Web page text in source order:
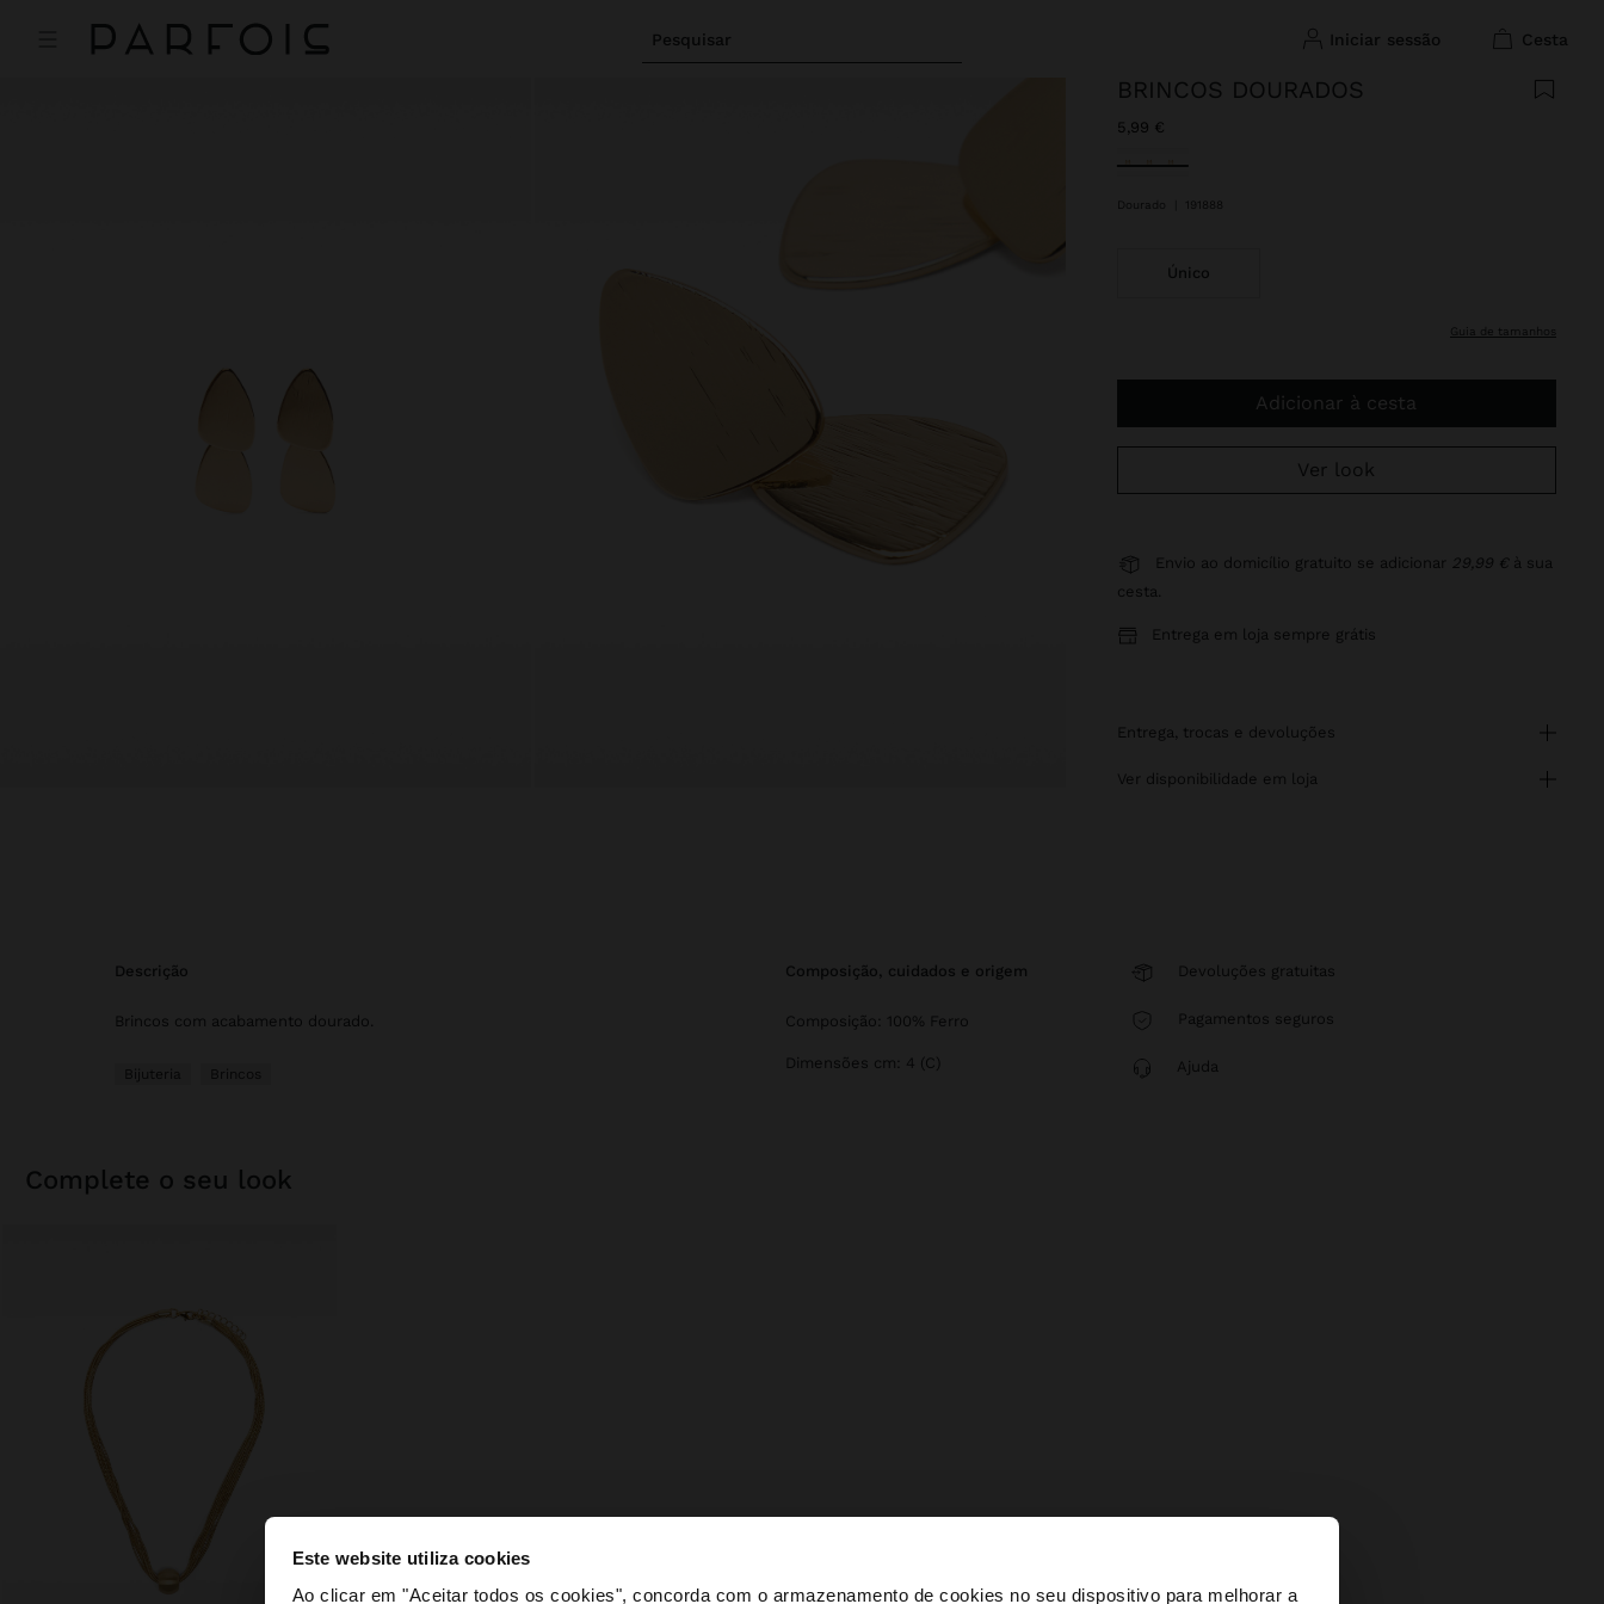
Este website utiliza cookies
Ao clicar em "Aceitar todos os cookies", concorda com o armazenamento de cookies no seu dispositivo para melhorar a
Pesquisar iniciar sessão cesta
olá
BRINCOS DOURADOS
5,99 €
Selecionado
Dourado 191888
Único
guia de tamanhos
Adicionar à cesta
Ver look
Envio ao domicílio gratuito se adicionar 29,99 € à sua
cesta.
Entrega em loja sempre grátis
entrega, trocas e devoluções
ver disponibilidade em loja
descrição
Brincos com acabamento dourado.
Bijuteria Brincos
composição, cuidados e origem
Composição: 100% Ferro
Dimensões cm: 4 (C)
Devoluções gratuitas
Pagamentos seguros
Ajuda
complete o seu look